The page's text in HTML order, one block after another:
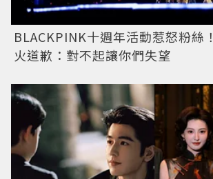
BLACKPINK十週年活動惹怒粉絲
火道歉：對不起讓你們失望